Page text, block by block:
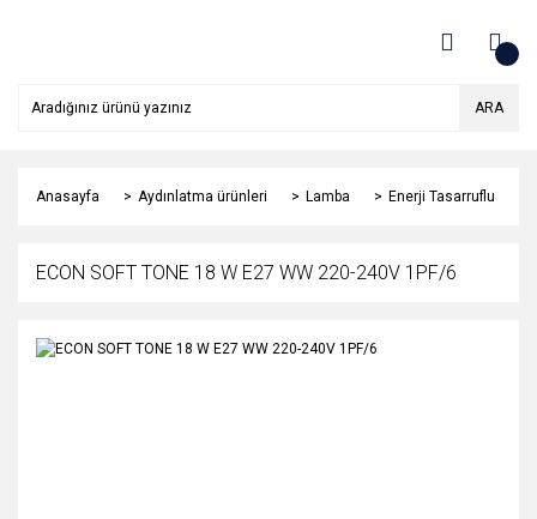
ARA
Anasayfa Aydınlatma ürünleri Lamba Enerji Tasarruflu
ECON SOFT TONE 18 W E27 WW 220-240V 1PF/6